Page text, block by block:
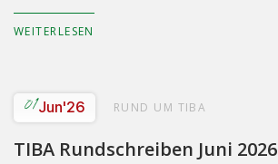
WEITERLESEN
01Jun'26 RUND UM TIBA
TIBA Rundschreiben Juni 2026